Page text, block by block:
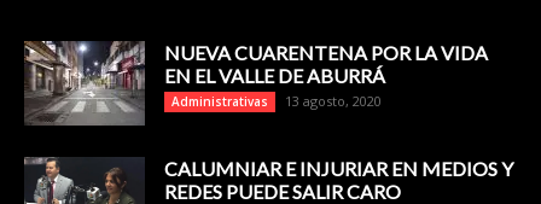
NUEVA CUARENTENA POR LA VIDA
EN EL VALLE DE ABURRÁ
Administrativas 13 agosto, 2020
CALUMNIAR E INJURIAR EN MEDIOS Y
REDES PUEDE SALIR CARO